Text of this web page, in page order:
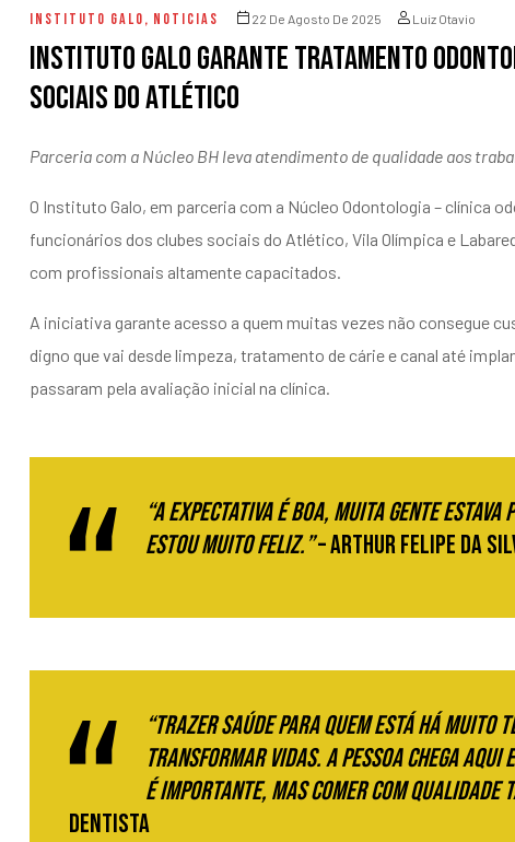
INSTITUTO GALO, NOTICIAS 22 De Agosto De 2025 Luiz Otavio
Instituto Galo garante tratamento
sociais do Atlético
Parceria com a Núcleo BH leva atendimento de qualidade aos
O Instituto Galo, em parceria com a Núcleo Odontologia – clínica
funcionários dos clubes sociais do Atlético, Vila Olímpica e
com profissionais altamente capacitados.
A iniciativa garante acesso a quem muitas vezes não consegue
digno que vai desde limpeza, tratamento de cárie e canal até
passaram pela avaliação inicial na clínica.
“A expectativa é boa, muita gente
estou muito feliz.”– Arthur Felipe da
“Trazer saúde para quem está há muito
transformar vidas. A pessoa chega aqui
é importante, mas comer com qualidade
dentista